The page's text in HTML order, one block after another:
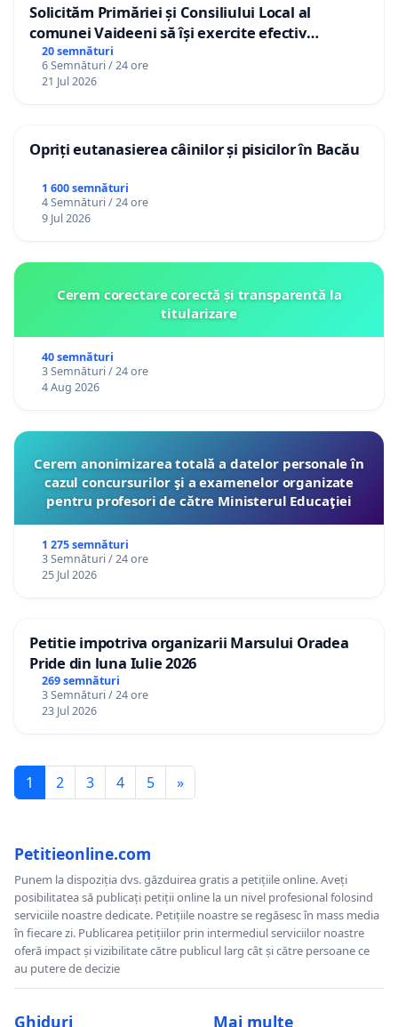
Solicităm Primăriei și Consiliului Local al
comunei Vaideeni să își exercite efectiv
atribuțiile legale și să reprezinte interesele
cetățenilor în raport cu APAVIL S.A, operatorul
serviciului de apă!
20 semnături
6 Semnături / 24 ore
21 Jul 2026
Opriți eutanasierea câinilor și pisicilor în Bacău
1 600 semnături
4 Semnături / 24 ore
9 Jul 2026
Cerem corectare corectă și transparentă la
titularizare
40 semnături
3 Semnături / 24 ore
4 Aug 2026
Cerem anonimizarea totală a datelor personale în
cazul concursurilor şi a examenelor organizate
pentru profesori de către Ministerul Educaţiei
1 275 semnături
3 Semnături / 24 ore
25 Jul 2026
Petitie impotriva organizarii Marsului Oradea
Pride din luna Iulie 2026
269 semnături
3 Semnături / 24 ore
23 Jul 2026
1 2 3 4 5 »
Petitieonline.com
Punem la dispoziția dvs. găzduirea gratis a petițiile online. Aveți
posibilitatea să publicați petiții online la un nivel profesional folosind
serviciile noastre dedicate. Petițiile noastre se regăsesc în mass media
în fiecare zi. Publicarea petițiilor prin intermediul serviciilor noastre
oferă impact și vizibilitate către publicul larg cât și către persoane ce
au putere de decizie
Ghiduri Mai multe